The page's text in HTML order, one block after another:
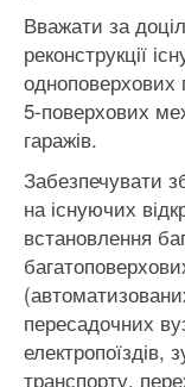
Вважати за
реконструкції
одноповерхових
5-поверхових
гаражів.
Забезпечувати
на існуючих
встановлення
пересадочних
електропоїздів,
транспорту,